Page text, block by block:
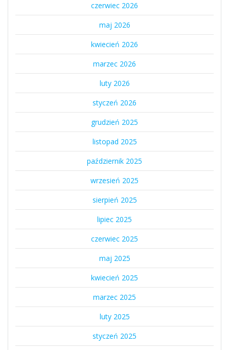
czerwiec 2026
maj 2026
kwiecień 2026
marzec 2026
luty 2026
styczeń 2026
grudzień 2025
listopad 2025
październik 2025
wrzesień 2025
sierpień 2025
lipiec 2025
czerwiec 2025
maj 2025
kwiecień 2025
marzec 2025
luty 2025
styczeń 2025